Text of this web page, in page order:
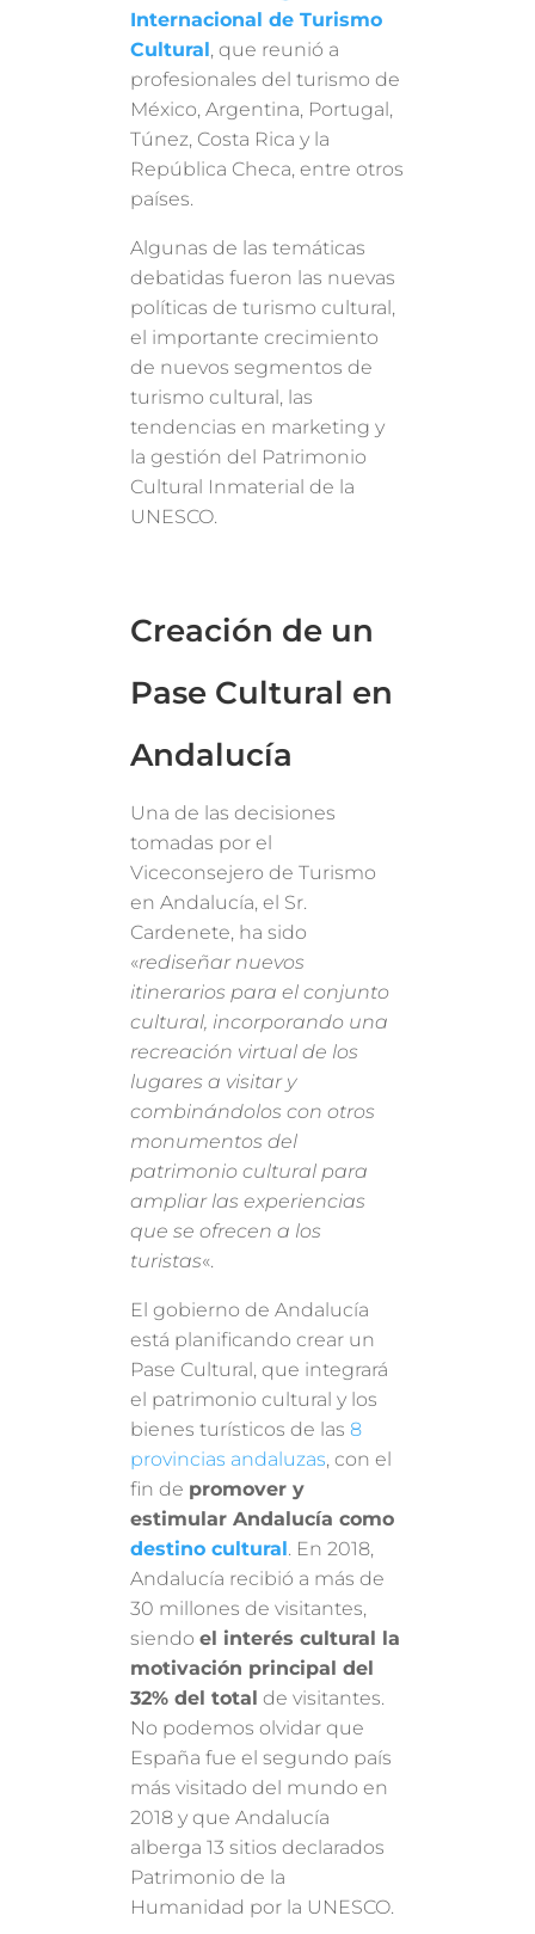
Internacional de Turismo
Cultural, que reunió a
profesionales del turismo de
México, Argentina, Portugal,
Túnez, Costa Rica y la
República Checa, entre otros
países.
Algunas de las temáticas
debatidas fueron las nuevas
políticas de turismo cultural,
el importante crecimiento
de nuevos segmentos de
turismo cultural, las
tendencias en marketing y
la gestión del Patrimonio
Cultural Inmaterial de la
UNESCO.
Creación de un
Pase Cultural en
Andalucía
Una de las decisiones
tomadas por el
Viceconsejero de Turismo
en Andalucía, el Sr.
Cardenete, ha sido
«rediseñar nuevos
itinerarios para el conjunto
cultural, incorporando una
recreación virtual de los
lugares a visitar y
combinándolos con otros
monumentos del
patrimonio cultural para
ampliar las experiencias
que se ofrecen a los
turistas«.
El gobierno de Andalucía
está planificando crear un
Pase Cultural, que integrará
el patrimonio cultural y los
bienes turísticos de las8
provincias andaluzas, con el
fin de promover y
estimular Andalucía como
destino cultural. En 2018,
Andalucía recibió a más de
30 millones de visitantes,
siendoel interés cultural la
motivación principal del
32% del total de visitantes.
No podemos olvidar que
España fue el segundo país
más visitado del mundo en
2018 y que Andalucía
alberga 13 sitios declarados
Patrimonio de la
Humanidad por la UNESCO.